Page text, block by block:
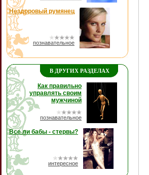
Нездоровый румянец
познавательное
В ДРУГИХ РАЗДЕЛАХ
Как правильно
управлять своим
мужчиной
познавательное
Все ли бабы - стервы?
интересное